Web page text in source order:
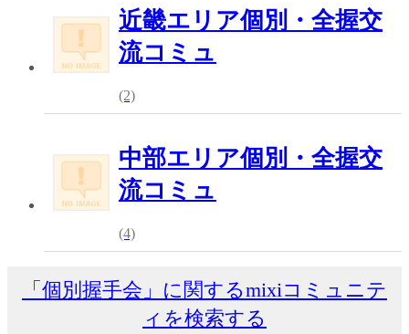
近畿エリア個別・全握交
流コミュ
(2)
中部エリア個別・全握交
流コミュ
(4)
「個別握手会」に関するmixiコミュニテ
ィを検索する